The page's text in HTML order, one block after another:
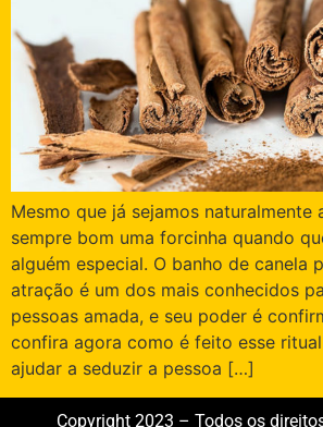
Mesmo que já sejamos naturalmente
sempre bom uma forcinha quando
alguém especial. O banho de canela
atração é um dos mais conhecidos
pessoas amada, e seu poder é
confira agora como é feito esse
ajudar a seduzir a pessoa […]
Copyright 2023 – Todos os